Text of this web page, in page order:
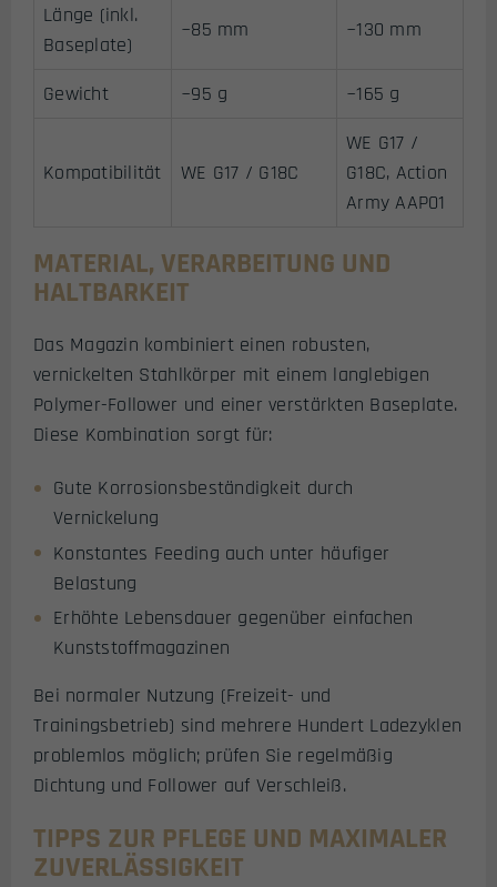
Länge (inkl.
Baseplate)
~85 mm ~130 mm
Gewicht ~95 g ~165 g
Kompatibilität WE G17 / G18C
WE G17 /
G18C, Action
Army AAP01
MATERIAL, VERARBEITUNG UND
HALTBARKEIT
Das Magazin kombiniert einen robusten,
vernickelten Stahlkörper mit einem langlebigen
Polymer-Follower und einer verstärkten Baseplate.
Diese Kombination sorgt für:
Gute Korrosionsbeständigkeit durch
Vernickelung
Konstantes Feeding auch unter häufiger
Belastung
Erhöhte Lebensdauer gegenüber einfachen
Kunststoffmagazinen
Bei normaler Nutzung (Freizeit- und
Trainingsbetrieb) sind mehrere Hundert Ladezyklen
problemlos möglich; prüfen Sie regelmäßig
Dichtung und Follower auf Verschleiß.
TIPPS ZUR PFLEGE UND MAXIMALER
ZUVERLÄSSIGKEIT